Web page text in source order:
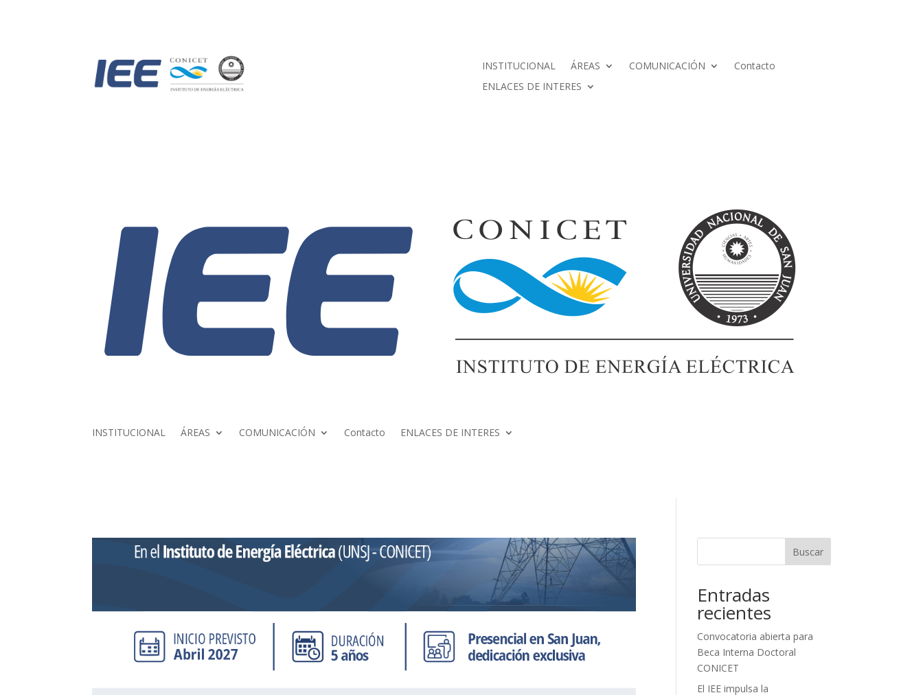
INSTITUCIONAL ÁREAS COMUNICACIÓN
Contacto
ENLACES DE INTERES
INSTITUCIONAL ÁREAS COMUNICACIÓN Contacto ENLACES DE INTERES
Buscar
Entradas
recientes
Convocatoria abierta para
Beca Interna Doctoral
CONICET
El IEE impulsa la